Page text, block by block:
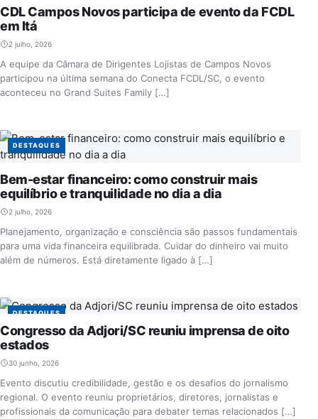
CDL Campos Novos participa de evento da FCDL
em Itá
2 julho, 2026
A equipe da Câmara de Dirigentes Lojistas de Campos Novos
participou na última semana do Conecta FCDL/SC, o evento
aconteceu no Grand Suites Family […]
DESTAQUES
Bem-estar financeiro: como construir mais
equilíbrio e tranquilidade no dia a dia
2 julho, 2026
Planejamento, organização e consciência são passos fundamentais
para uma vida financeira equilibrada. Cuidar do dinheiro vai muito
além de números. Está diretamente ligado à […]
DESTAQUES
Congresso da Adjori/SC reuniu imprensa de oito
estados
30 junho, 2026
Evento discutiu credibilidade, gestão e os desafios do jornalismo
regional. O evento reuniu proprietários, diretores, jornalistas e
profissionais da comunicação para debater temas relacionados […]